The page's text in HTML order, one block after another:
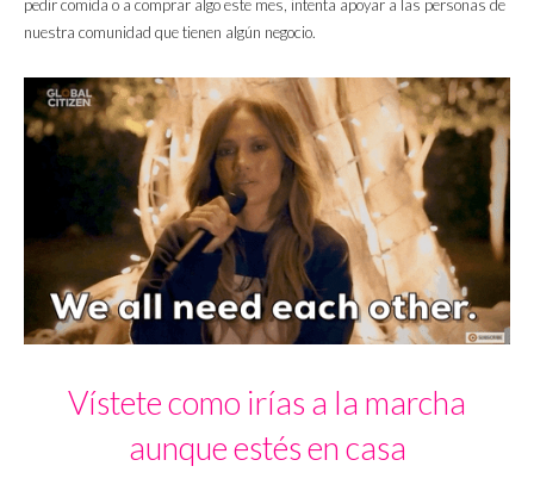
pedir comida o a comprar algo este mes, intenta apoyar a las personas de
nuestra comunidad que tienen algún negocio.
Vístete como irías a la marcha
aunque estés en casa